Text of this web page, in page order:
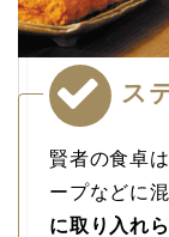
ス
賢者の食卓
ープなどに
に取り入れ